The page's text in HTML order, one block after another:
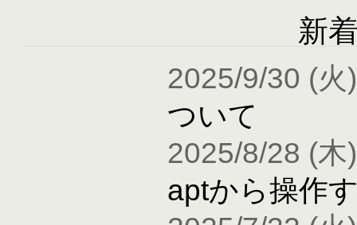
新
2025/9/30 (火
ついて
2025/8/28 (木
aptから操作